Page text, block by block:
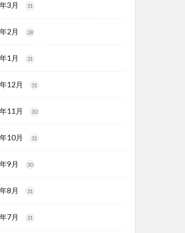
3月 31
2月 28
1月 31
12月 31
11月 30
10月 31
9月 30
8月 31
7月 31